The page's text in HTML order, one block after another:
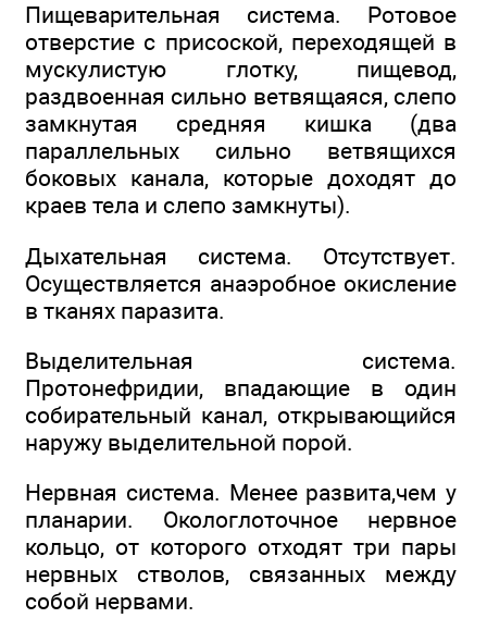
Пищеварительная система. Ротовое
отверстие с присоской, переходящей в
мускулистую глотку, пищевод,
раздвоенная сильно ветвящаяся, слепо
замкнутая средняя кишка (два
параллельных сильно ветвящихся
боковых канала, которые доходят до
краев тела и слепо замкнуты).
Дыхательная система. Отсутствует.
Осуществляется анаэробное окисление
в тканях паразита.
Выделительная система.
Протонефридии, впадающие в один
собирательный канал, открывающийся
наружу выделительной порой.
Нервная система. Менее развита,чем у
планарии. Окологлоточное нервное
кольцо, от которого отходят три пары
нервных стволов, связанных между
собой нервами.